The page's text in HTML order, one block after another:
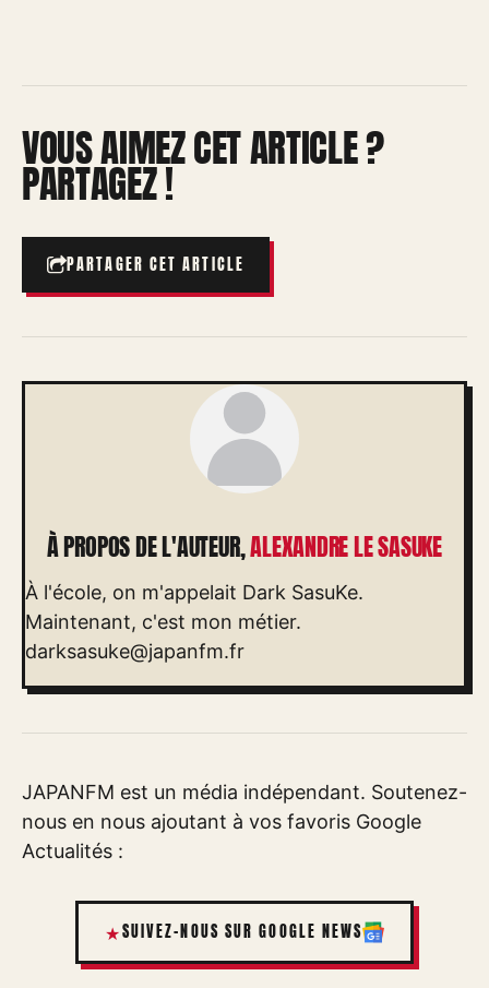
VOUS AIMEZ CET ARTICLE ?
PARTAGEZ !
PARTAGER CET ARTICLE
À PROPOS DE L'AUTEUR,ALEXANDRE LE SASUKE
À l'école, on m'appelait Dark SasuKe.
Maintenant, c'est mon métier.
darksasuke@japanfm.fr
JAPANFM est un média indépendant. Soutenez-
nous en nous ajoutant à vos favoris Google
Actualités :
SUIVEZ-NOUS SUR GOOGLE NEWS